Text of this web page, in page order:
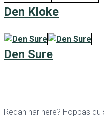
Den Kloke
Den Sure
Redan här nere? Hoppas